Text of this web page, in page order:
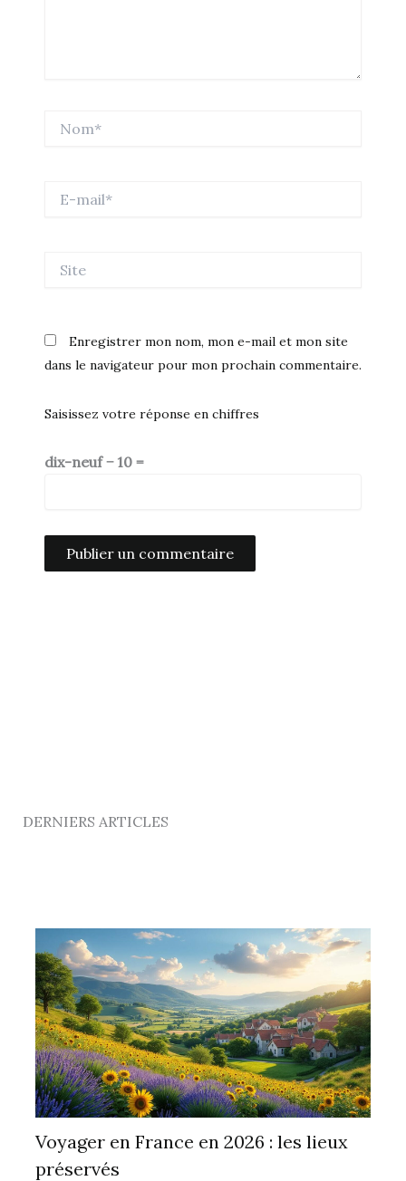
mail*
Enregistrer mon nom, mon e-mail et mon site
dans le navigateur pour mon prochain commentaire.
Saisissez votre réponse en chiffres
dix-neuf − 10 =
DERNIERS ARTICLES
Voyager en France en 2026 : les lieux
préservés